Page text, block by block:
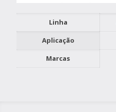
Linha
Aplicação
Marcas